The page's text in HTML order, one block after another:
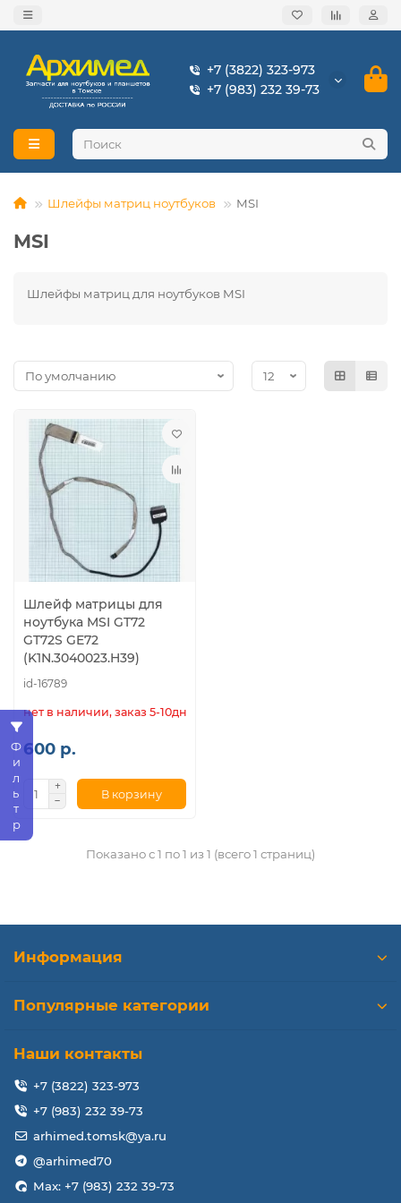
+7 (3822) 323-973
+7 (983) 232 39-73
Шлейфы матриц ноутбуков MSI
MSI
Фильтр
Шлейфы матриц для ноутбуков MSI
Шлейф матрицы для
ноутбука MSI GT72
GT72S GE72
(K1N.3040023.H39)
id-16789
нет в наличии, заказ 5-10дн.
600 р.
В корзину
Показано с 1 по 1 из 1 (всего 1 страниц)
Информация
Популярные категории
Наши контакты
+7 (3822) 323-973
+7 (983) 232 39-73
arhimed.tomsk@ya.ru
@arhimed70
Max: +7 (983) 232 39-73